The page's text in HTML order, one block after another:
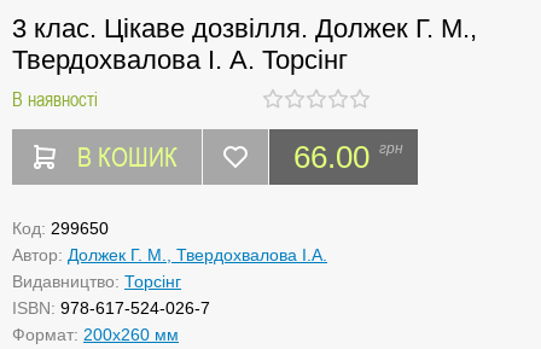
3 клас. Цікаве дозвілля. Должек Г. М.,
Твердохвалова І. А. Торсінг
В наявності
В КОШИК 66.00 грн
Код: 299650
Автор: Должек Г. М., Твердохвалова І.А.
Видавництво: Торсінг
ISBN: 978-617-524-026-7
Формат: 200х260 мм